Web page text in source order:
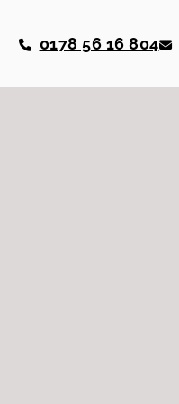
0178 56 16 804